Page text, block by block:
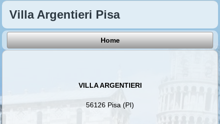
Villa Argentieri Pisa
Home
VILLA ARGENTIERI
56126 Pisa (PI)